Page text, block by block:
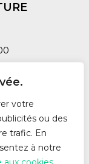
votre
ou des
trafic. En
à notre